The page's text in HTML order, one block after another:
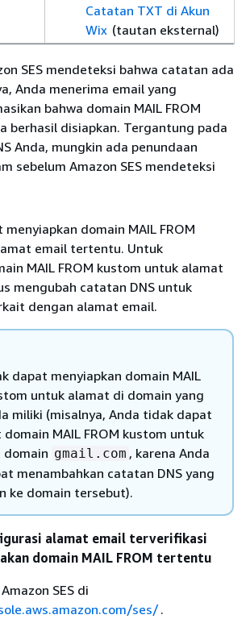
Catatan TXT di Akun
Wix (tautan eksternal)
SES mendeteksi bahwa catatan ada
Anda menerima email yang
bahwa domain MAIL FROM
berhasil disiapkan. Tergantung pada
Anda, mungkin ada penundaan
sebelum Amazon SES mendeteksi
domain MAIL FROM
email tertentu. Untuk
MAIL FROM kustom untuk alamat
mengubah catatan DNS untuk
dengan alamat email.
dapat menyiapkan domain MAIL
untuk alamat di domain yang
miliki (misalnya, Anda tidak dapat
MAIL FROM kustom untuk
gmail.com , karena Anda
menambahkan catatan DNS yang
ke domain tersebut).
alamat email terverifikasi
domain MAIL FROM tertentu
SES di
ses/.